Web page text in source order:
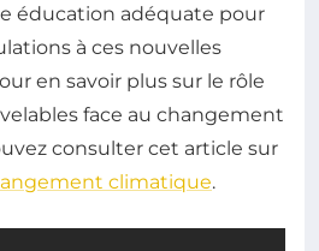
éducation adéquate pour
à ces nouvelles
en savoir plus sur le rôle
face au changement
consulter cet article sur
climatique.